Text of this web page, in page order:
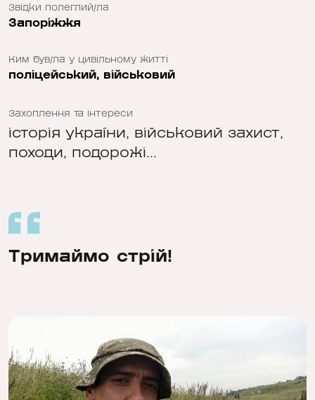
Звідки полеглий/ла
Запоріжжя
Ким був/ла у цивільному житті
поліцейський, військовий
Захоплення та інтереси
історія україни, військовий захист,
походи, подорожі...
Тримаймо стрій!